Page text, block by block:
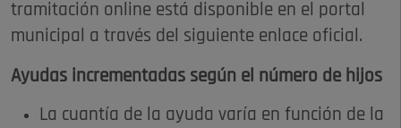
tramitación online está disponible en el portal
municipal a través del siguiente enlace oficial.
Ayudas incrementadas según el número de hijos
La cuantía de la ayuda varía en función de la